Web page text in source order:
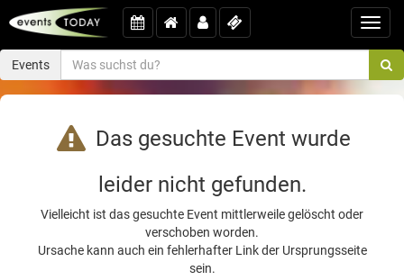
Events
Das gesuchte Event wurde
leider nicht gefunden.
Vielleicht ist das gesuchte Event mittlerweile gelöscht oder
verschoben worden.
Ursache kann auch ein fehlerhafter Link der Ursprungsseite
sein.